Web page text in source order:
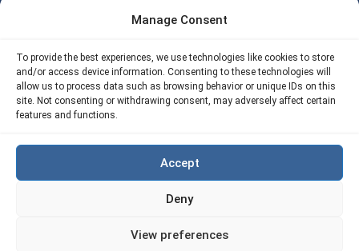
Manage Consent
To provide the best experiences, we use technologies like cookies to store
and/or access device information. Consenting to these technologies will
allow us to process data such as browsing behavior or unique IDs on this
site. Not consenting or withdrawing consent, may adversely affect certain
features and functions.
Accept
Deny
View preferences
Your Tickets
免费eSIM流量计算器
我们的 API
eSIM5G 退款政策
Copyright © 2026
使用条款
隐私政策
Site Map